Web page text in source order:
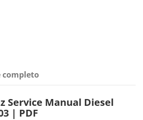
completo
Service Manual Diesel
| PDF